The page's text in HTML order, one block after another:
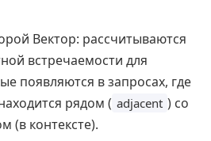
Вектор: рассчитываются
встречаемости для
появляются в запросах, где
рядом ( adjacent ) со
(в контексте).